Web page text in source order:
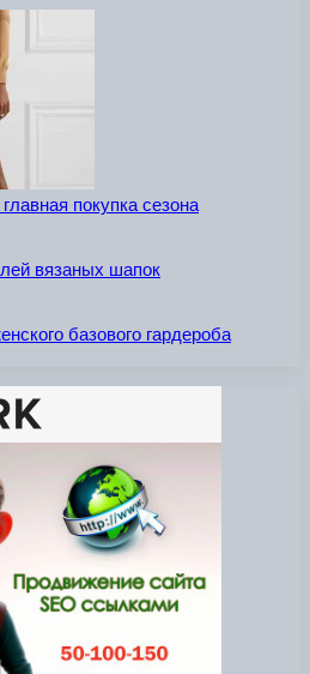
покупка сезона
вязаных шапок
базового гардероба